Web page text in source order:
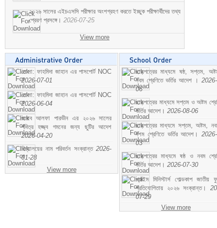
২০২৬ সালের এইচএসসি পরীক্ষার অংশগ্রহণ করতে ইচ্ছুক পরীক্ষার্থীদের তথ্য
প্রেরণ প্রসঙ্গে। 2026-07-25
View more
মোসা: ফাহমিদা জাহান এর পাসপোর্ট NOC
2026-07-01
মোসা: ফাহমিদা জাহান এর পাসপোর্ট NOC
2026-06-04
জনাব আলফা পারভীন এর ২০২৬ সালের
পবিত্র হজ্জ্ব গমনের জন্য ছুটির আদেশ
2026-04-20
বিদ্যালয়ের নাম পরিবর্তন সংক্রান্ত 2026-
01-28
View more
ছাড়পত্রের মাধ্যমে ষষ্ঠ, সপ্তম,
নবম শ্রেণিতে ভর্তির আদেশ ।
06
ছাড়পত্রের মাধ্যমে সপ্তম ও অষ্টম
ভর্তির আদেশ। 2026-08-06
ছাড়পত্রের মাধ্যমে সপ্তম, অষ্টম,
দশম শ্রেণিতে ভর্তির আদেশ।
03
ছাড়পত্রের মাধ্যমে ষষ্ঠ ও নবম
ভর্তির আদেশ। 2026-07-30
প্রাইম মিনিস্টার্স গোল্ডকাপ জাতীয়
প্রতিযোগিতায় ২০২৬ সংক্রান্ত।
07-29
View more